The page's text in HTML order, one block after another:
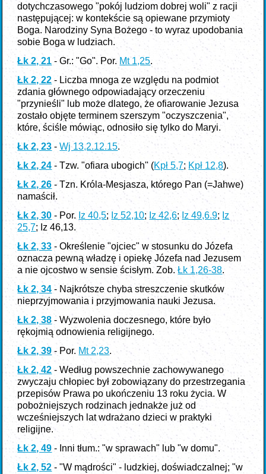
dotychczasowego "pokój ludziom dobrej woli" z racji
następującej: w kontekście są opiewane przymioty
Boga. Narodziny Syna Bożego - to wyraz upodobania
sobie Boga w ludziach.
Łk 2, 21 - Gr.: "Go". Por. Mt 1,25.
Łk 2, 22 - Liczba mnoga ze względu na podmiot
zdania głównego odpowiadający orzeczeniu
"przynieśli" lub może dlatego, że ofiarowanie Jezusa
zostało objęte terminem szerszym "oczyszczenia",
które, ściśle mówiąc, odnosiło się tylko do Maryi.
Łk 2, 23 -Wj 13,2.12.15.
Łk 2, 24 - Tzw. "ofiara ubogich" (Kpł 5,7; Kpł 12,8).
Łk 2, 26 - Tzn. Króla-Mesjasza, którego Pan (=Jahwe)
namaścił.
Łk 2, 30 - Por. Iz 40,5; Iz 52,10;Iz 42,6; Iz 49,6.9; Iz
25,7; Iz 46,13.
Łk 2, 33 - Określenie "ojciec" w stosunku do Józefa
oznacza pewną władzę i opiekę Józefa nad Jezusem
a nie ojcostwo w sensie ścisłym. Zob.Łk 1,26-38.
Łk 2, 34 - Najkrótsze chyba streszczenie skutków
nieprzyjmowania i przyjmowania nauki Jezusa.
Łk 2, 38 - Wyzwolenia doczesnego, które było
rękojmią odnowienia religijnego.
Łk 2, 39 - Por. Mt 2,23.
Łk 2, 42 - Według powszechnie zachowywanego
zwyczaju chłopiec był zobowiązany do przestrzegania
przepisów Prawa po ukończeniu 13 roku życia. W
pobożniejszych rodzinach jednakże już od
wcześniejszych lat wdrażano dzieci w praktyki
religijne.
Łk 2, 49 - Inni tłum.: "w sprawach" lub "w domu".
Łk 2, 52 - "W mądrości" - ludzkiej, doświadczalnej; "w